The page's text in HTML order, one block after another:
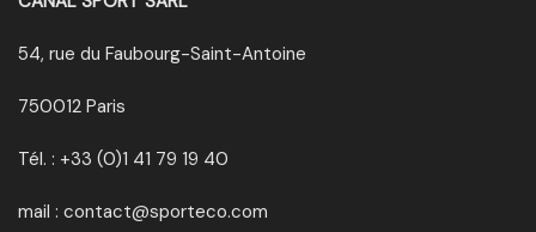
54, rue du Faubourg-Saint-Antoine
750012 Paris
Tél. : +33 (0)1 41 79 19 40
mail : contact@sporteco.com